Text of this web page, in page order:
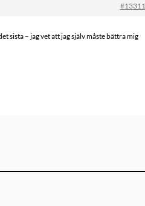
#13311
sista – jag vet att jag själv måste bättra mig